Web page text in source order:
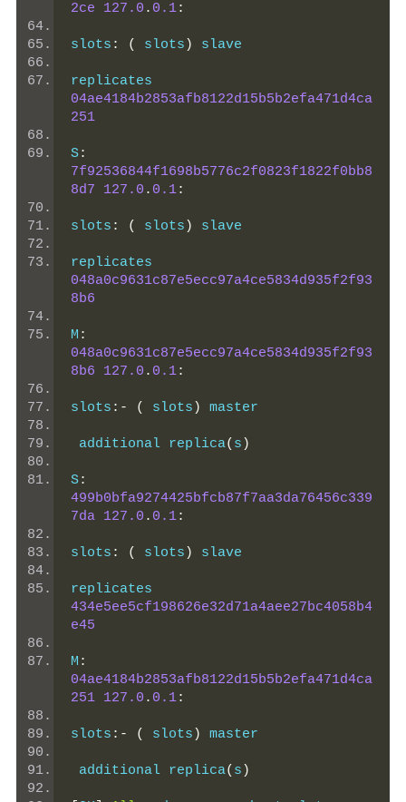
2ce
127.0 . 0.1:
slots : ( slots ) slave
04ae4184b2853afb8122d15b5b2efa471d4ca
251
S:
7f92536844f1698b5776c2f0823f1822f0bb8
8d7
127.0 . 0.1:
slots : ( slots ) slave
048a0c9631c87e5ecc97a4ce5834d935f2f93
8b6
M :
048a0c9631c87e5ecc97a4ce5834d935f2f93
8b6
127.0 . 0.1:
slots :- ( slots ) master
additional replica( s )
S:
499b0bfa9274425bfcb87f7aa3da76456c339
7da 127.0 . 0.1:
slots : ( slots ) slave
434e5ee5cf198626e32d71a4aee27bc4058b4
e45
M :
04ae4184b2853afb8122d15b5b2efa471d4ca
251 127.0 . 0.1:
slots :- ( slots ) master
additional replica( s )